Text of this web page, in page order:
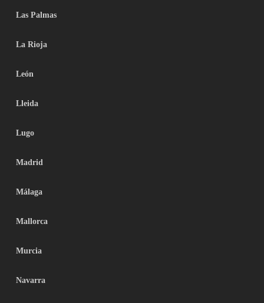
Las Palmas
La Rioja
León
Lleida
Lugo
Madrid
Málaga
Mallorca
Murcia
Navarra